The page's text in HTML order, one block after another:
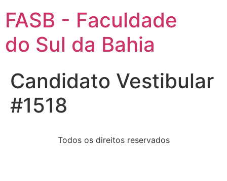
FASB - Faculdade
do Sul da Bahia
Candidato Vestibular
#1518
Todos os direitos reservados